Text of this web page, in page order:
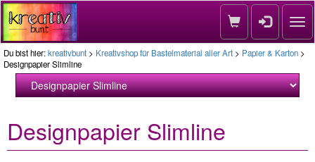
Du bist hier:kreativbunt > Kreativshop für Bastelmaterial aller Art > Papier & Karton >
Designpapier Slimline
Designpapier Slimline